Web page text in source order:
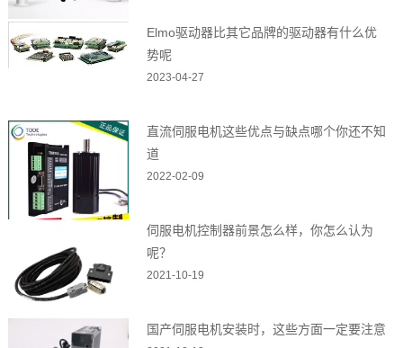
Elmo驱动器比其它品牌的驱动器有什么优
势呢
2023-04-27
直流伺服电机这些优点与缺点哪个你还不知
道
2022-02-09
伺服电机控制器前景怎么样，你怎么认为
呢？
2021-10-19
国产伺服电机安装时，这些方面一定要注意